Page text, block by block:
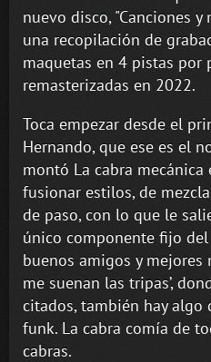
nuevo disco, "Canciones
una recopilación de
maquetas en 4 pistas por
remasterizadas en 2022.
Toca empezar desde el
Hernando, que ese es el
montó La cabra
fusionar estilos, de
de paso, con lo que le
único componente fijo
buenos amigos y mejores
me suenan las tripas’,
citados, también hay algo
funk. La cabra comía de
cabras.